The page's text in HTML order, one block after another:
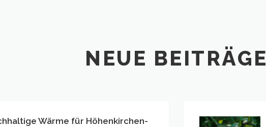
NEUE BEITRÄGE
Wärme für Höhenkirchen-